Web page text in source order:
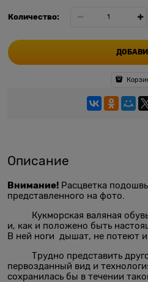
Количество:
Описание
Внимание! Расцветка
представленного на фото.
Кукморская валяная обувь
и, как и положено быть
В ней ноги дышат, не потеют и
Трудно представить
первозданный вид и
сохранилась бы в течении